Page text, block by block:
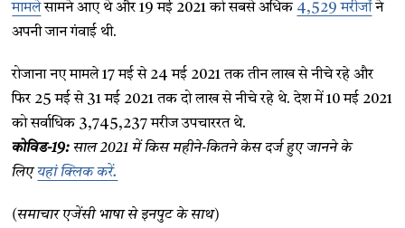
मामलेसामने आए थे और 19 मई 2021 को सबसे अधिक 4,529 मरीजोंने
अपनी जान गंवाई थी.
रोजाना नए मामले 17 मई से 24 मई 2021 तक तीन लाख से नीचे रहे और
फिर 25 मई से 31 मई 2021 तक दो लाख से नीचे रहे थे. देश में 10 मई 2021
को सर्वाधिक 3,745,237 मरीज उपचाररत थे.
कोविड-19: साल 2021 में किस महीने-कितने केस दर्ज हुए जानने के
लिएयहां क्लिक करें.
(समाचार एजेंसी भाषा से इनपुट के साथ)